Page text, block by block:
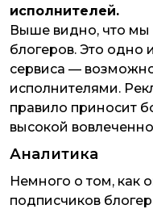
исполнителей.
Выше видно, что мы
блогеров. Это одно
сервиса —
исполнителями.
правило приносит
высокой
Аналитика
Немного о том, как
подписчиков